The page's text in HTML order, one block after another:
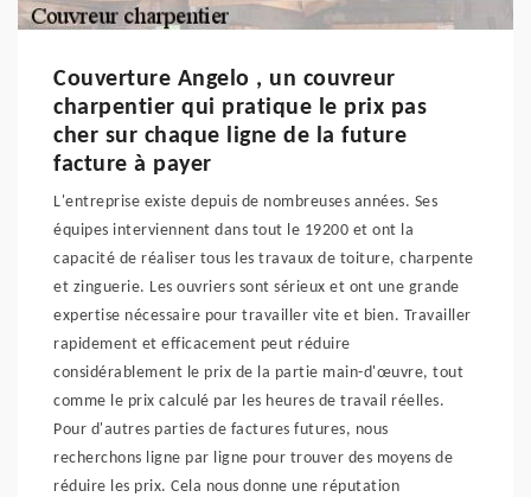
Couverture Angelo , un couvreur
charpentier qui pratique le prix pas
cher sur chaque ligne de la future
facture à payer
L'entreprise existe depuis de nombreuses années. Ses
équipes interviennent dans tout le 19200 et ont la
capacité de réaliser tous les travaux de toiture, charpente
et zinguerie. Les ouvriers sont sérieux et ont une grande
expertise nécessaire pour travailler vite et bien. Travailler
rapidement et efficacement peut réduire
considérablement le prix de la partie main-d'œuvre, tout
comme le prix calculé par les heures de travail réelles.
Pour d'autres parties de factures futures, nous
recherchons ligne par ligne pour trouver des moyens de
réduire les prix. Cela nous donne une réputation